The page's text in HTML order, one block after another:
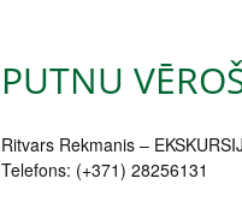
PUTNU
Ritvars Rekmanis –
Telefons: (+371) 28256131